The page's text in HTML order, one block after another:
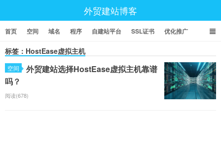
外贸建站博客
首页 空间 域名 程序 自建站平台 SSL证书 优化推广
标签：HostEase虚拟主机
空间
外贸建站选择HostEase虚拟主机靠谱
吗？
阅读(678)